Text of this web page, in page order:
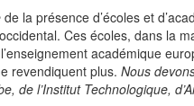
de la présence d’écoles et
Ces écoles, dans la
académique
revendiquent plus. Nous
de l’Institut Technologique,